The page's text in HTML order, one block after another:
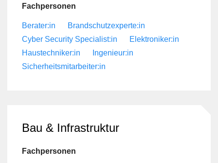
Fachpersonen
Berater:in
Brandschutzexperte:in
Cyber Security Specialist:in
Elektroniker:in
Haustechniker:in
Ingenieur:in
Sicherheitsmitarbeiter:in
Bau & Infrastruktur
Fachpersonen